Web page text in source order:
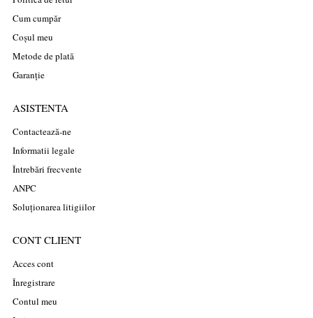
Cum cumpăr
Coșul meu
Metode de plată
Garanție
ASISTENTA
Contactează-ne
Informatii legale
Întrebări frecvente
ANPC
Soluționarea litigiilor
CONT CLIENT
Acces cont
Înregistrare
Contul meu